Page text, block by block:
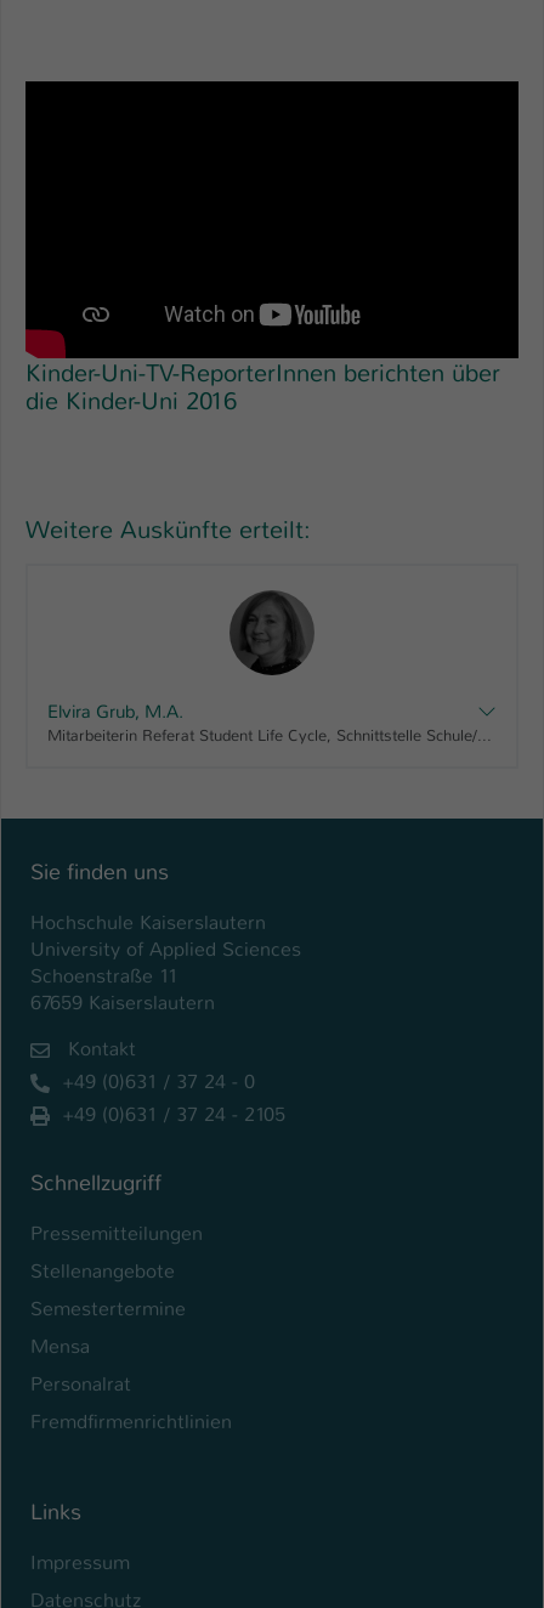
Kinder-Uni-TV-ReporterInnen berichten über
die Kinder-Uni 2016
Weitere Auskünfte erteilt:
Elvira Grub, M.A.
Mitarbeiterin Referat Student Life Cycle, Schnittstelle Schule/Hochschule
Sie finden uns
Hochschule Kaiserslautern
University of Applied Sciences
Schoenstraße 11
67659 Kaiserslautern
Kontakt
+49 (0)631 / 37 24 - 0
+49 (0)631 / 37 24 - 2105
Schnellzugriff
Pressemitteilungen
Stellenangebote
Semestertermine
Mensa
Personalrat
Fremdfirmenrichtlinien
Links
Impressum
Datenschutz